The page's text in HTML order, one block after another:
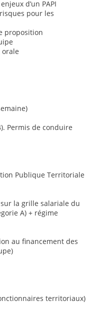
d’un PAPI
pour les
proposition
orale
Permis de conduire
Publique Territoriale
la grille salariale du
A) + régime
au financement des
territoriaux)